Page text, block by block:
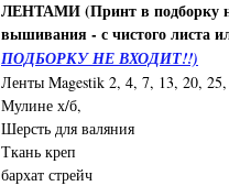
ЛЕНТАМИ (Принт в подборку
вышивания - с чистого листа
ПОДБОРКУ НЕ ВХОДИТ!!)
Ленты Magestik 2, 4, 7, 13, 20,
Мулине х/б,
Шерсть для валяния
Ткань креп
бархат стрейч